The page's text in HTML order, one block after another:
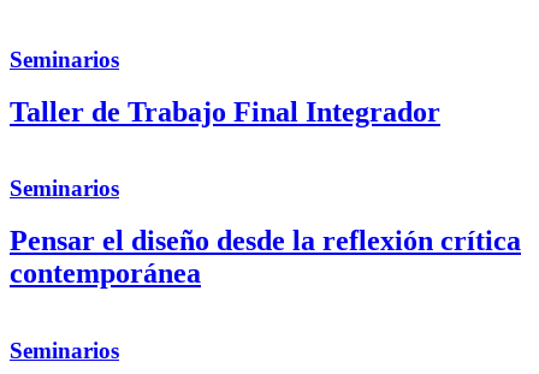
Seminarios
Taller de Trabajo Final Integrador
Seminarios
Pensar el diseño desde la reflexión crítica
contemporánea
Seminarios